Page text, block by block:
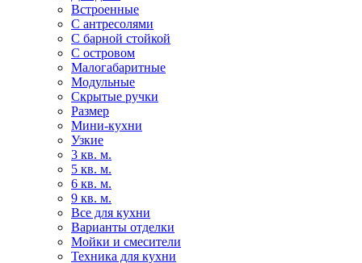
Встроенные
С антресолями
С барной стойкой
С островом
Малогабаритные
Модульные
Скрытые ручки
Размер
Мини-кухни
Узкие
3 кв. м.
5 кв. м.
6 кв. м.
9 кв. м.
Все для кухни
Варианты отделки
Мойки и смесители
Техника для кухни